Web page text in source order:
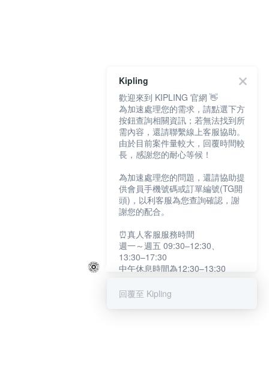
Kipling
歡迎來到 KIPLING 官網 👋
為加速處理您的需求，請點選下方
按鈕查詢相關資訊；若無法找到所
需內容，還請聯繫線上客服協助。
由於目前案件量較大，回覆時間較
長，感謝您的耐心等候！
為加速處理您的問題，還請協助提
供會員手機號碼或訂單編號(TG開
頭)，以利客服為您查詢確認，謝
謝您的配合。
⏰真人客服服務時間
週一～週五 09:30–12:30、
13:30–17:30
中午休息時間為12:30–13:30
提醒您：系統會自動已讀訊息，如
回覆至 Kipling